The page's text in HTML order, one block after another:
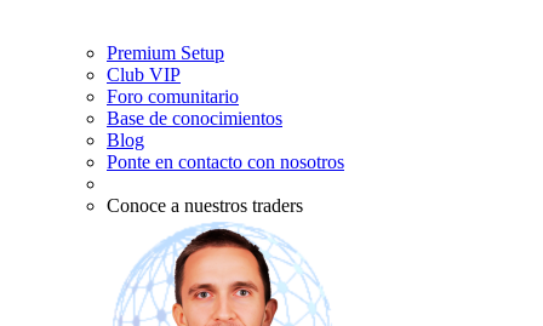
Premium Setup
Club VIP
Foro comunitario
Base de conocimientos
Blog
Ponte en contacto con nosotros
Conoce a nuestros traders